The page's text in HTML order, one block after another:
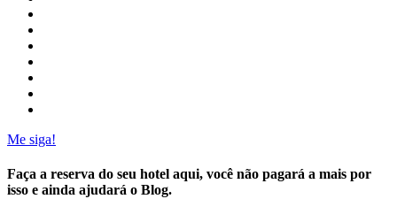
Me siga!
Faça a reserva do seu hotel aqui, você não pagará a mais por
isso e ainda ajudará o Blog.